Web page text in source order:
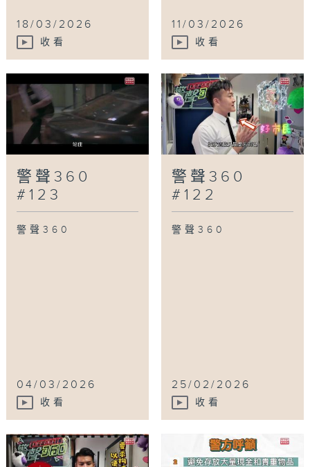
18/03/2026
收看
11/03/2026
收看
警聲360
#123
警聲360
04/03/2026
收看
警聲360
#122
警聲360
25/02/2026
收看